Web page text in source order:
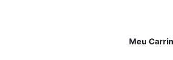
Meu